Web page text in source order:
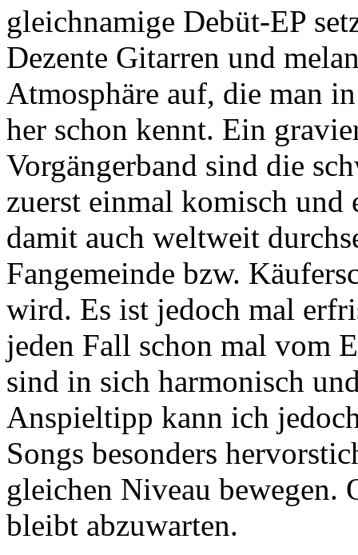
gleichnamige Debüt-EP
Dezente Gitarren und
Atmosphäre auf, die man
her schon kennt. Ein
Vorgängerband sind die
zuerst einmal komisch und
damit auch weltweit
Fangemeinde bzw.
wird. Es ist jedoch mal
jeden Fall schon mal vom
sind in sich harmonisch
Anspieltipp kann ich
Songs besonders
gleichen Niveau bewegen.
bleibt abzuwarten.